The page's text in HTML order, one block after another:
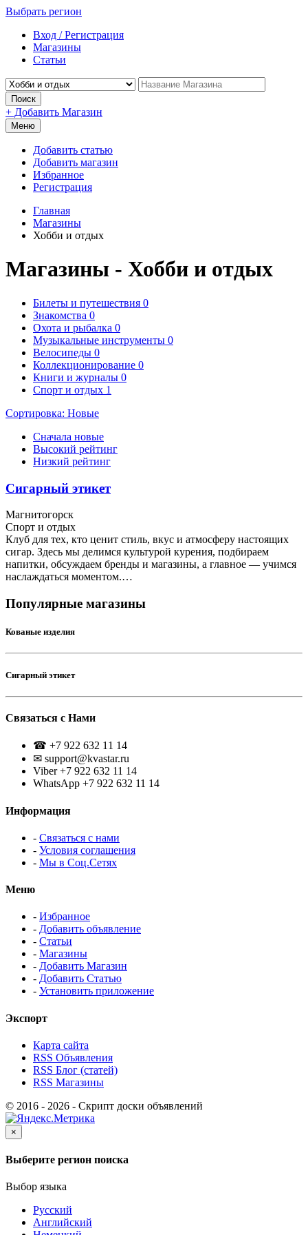
Выбрать регион
Вход / Регистрация
Магазины
Статьи
Поиск
+ Добавить Магазин
Меню
Добавить статью
Добавить магазин
Избранное
Регистрация
Главная
Магазины
Хобби и отдых
Магазины - Хобби и отдых
Билеты и путешествия 0
Знакомства 0
Охота и рыбалка 0
Музыкальные инструменты 0
Велосипеды 0
Коллекционирование 0
Книги и журналы 0
Спорт и отдых 1
Сортировка: Новые
Сначала новые
Высокий рейтинг
Низкий рейтинг
Сигарный этикет
Магнитогорск
Спорт и отдых
Клуб для тех, кто ценит стиль, вкус и атмосферу настоящих
сигар. Здесь мы делимся культурой курения, подбираем
напитки, обсуждаем бренды и магазины, а главное — учимся
наслаждаться моментом.…
Популярные магазины
Кованые изделия
Сигарный этикет
Связаться с Нами
☎ +7 922 632 11 14
✉ support@kvastar.ru
Viber +7 922 632 11 14
WhatsApp +7 922 632 11 14
Информация
- Связаться с нами
- Условия соглашения
- Мы в Соц.Сетях
Меню
- Избранное
- Добавить объявление
- Статьи
- Магазины
- Добавить Магазин
- Добавить Статью
- Установить приложение
Экспорт
Карта сайта
RSS Объявления
RSS Блог (статей)
RSS Магазины
© 2016 - 2026 - Скрипт доски объявлений
×
Выберите регион поиска
Выбор языка
Русский
Английский